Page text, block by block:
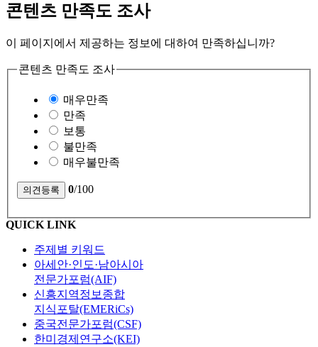
콘텐츠 만족도 조사
이 페이지에서 제공하는 정보에 대하여 만족하십니까?
콘텐츠 만족도 조사
매우만족
만족
보통
불만족
매우불만족
0/100
QUICK LINK
주제별 키워드
아세안·인도·남아시아
전문가포럼(AIF)
신흥지역정보종합
지식포탈(EMERiCs)
중국전문가포럼(CSF)
한미경제연구소(KEI)